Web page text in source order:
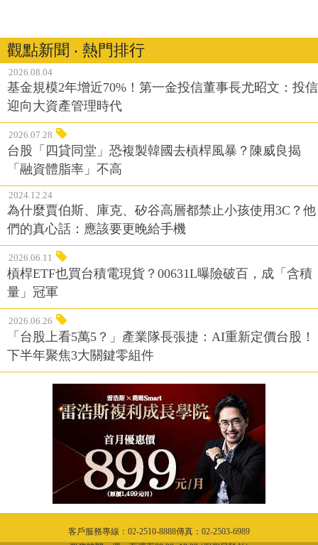
觀點新聞 ‧ 熱門排行
2026.08.04
基金規模2年增近70%！第一金投信董事長尤昭文：投信
迎向大資產管理時代
2026.07.28
台股「四貸同堂」恐複製韓國去槓桿風暴？陳威良揭
「融資體脂率」不高
2024.12.24
為什麼賈伯斯、庫克、矽谷高層都禁止小孩使用3C？他
們的真心話：應該要更晚給手機
2026.06.11
槓桿ETF也買台積電現貨？00631L曝險破百，成「含積
量」冠軍
2026.06.26
「台股上看5萬5？」產業隊長張捷：AI重新定價台股！
下半年聚焦3大關鍵零組件
客戶服務專線：02-2510-8888傳真：02-2503-6989